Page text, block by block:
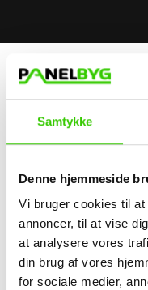
Samtykke
Denne hjemmeside
Vi bruger cookies til
annoncer, til at vise
at analysere vores
din brug af vores
for sociale medier,
SKUER?
At vælge korrekte
tæthed og
Vores skruer fås med
overflader, hvilket er
udsat for regn, fugt og